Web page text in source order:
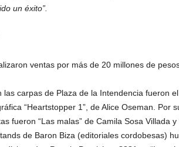
un éxito”.
ventas por más de 20 millones de
carpas de Plaza de la Intendencia fueron el
“Heartstopper 1”, de Alice Oseman. Por
fueron “Las malas” de Camila Sosa Villada y
de Baron Biza (editoriales cordobesas)